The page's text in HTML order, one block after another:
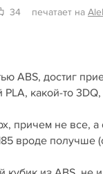
34 печатает на
ABS, достиг
какой-то
причем не все,
вроде получше